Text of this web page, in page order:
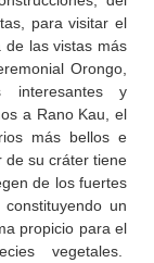
para visitar el
de las vistas más
Orongo,
interesantes y
a Rano Kau, el
más bellos e
de su cráter tiene
de los fuertes
un
propicio para el
vegetales.